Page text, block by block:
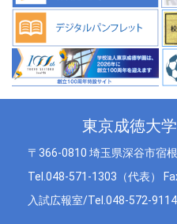
東京成徳大
〒366-0810 埼玉県深谷市宿
Tel.048-571-1303（代表）
入試広報室/Tel.048-572-9114